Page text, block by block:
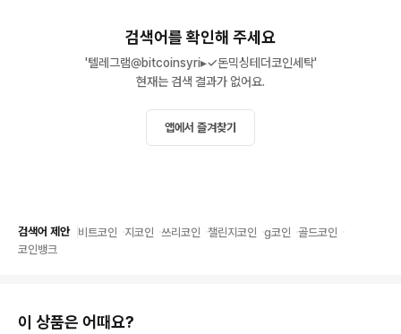
검색어를 확인해 주세요
'텔레그램@bitcoinsyri▸✓돈믹싱테더코인세탁'
현재는 검색 결과가 없어요.
앱에서 즐겨찾기
검색어 제안 비트코인 지코인 쓰리코인 챌린지코인 g코인 골드코인
코인뱅크
이 상품은 어때요?